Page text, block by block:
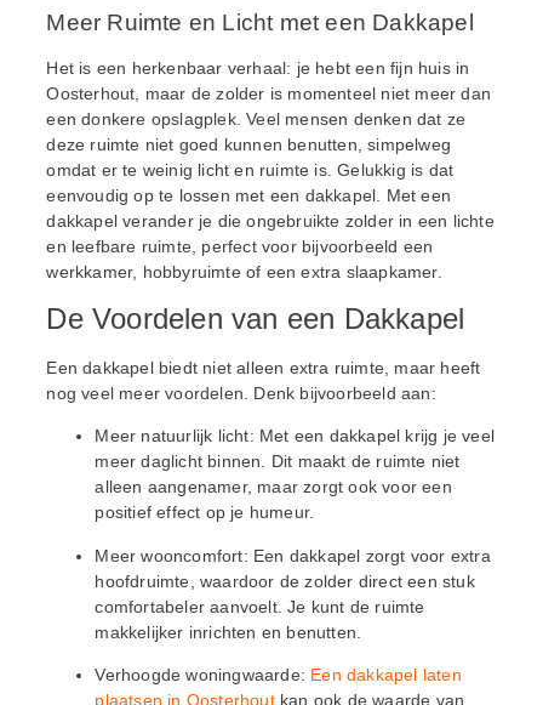
Meer Ruimte en Licht met een Dakkapel
Het is een herkenbaar verhaal: je hebt een fijn huis in
Oosterhout, maar de zolder is momenteel niet meer dan
een donkere opslagplek. Veel mensen denken dat ze
deze ruimte niet goed kunnen benutten, simpelweg
omdat er te weinig licht en ruimte is. Gelukkig is dat
eenvoudig op te lossen met een dakkapel. Met een
dakkapel verander je die ongebruikte zolder in een lichte
en leefbare ruimte, perfect voor bijvoorbeeld een
werkkamer, hobbyruimte of een extra slaapkamer.
De Voordelen van een Dakkapel
Een dakkapel biedt niet alleen extra ruimte, maar heeft
nog veel meer voordelen. Denk bijvoorbeeld aan:
Meer natuurlijk licht: Met een dakkapel krijg je veel
meer daglicht binnen. Dit maakt de ruimte niet
alleen aangenamer, maar zorgt ook voor een
positief effect op je humeur.
Meer wooncomfort: Een dakkapel zorgt voor extra
hoofdruimte, waardoor de zolder direct een stuk
comfortabeler aanvoelt. Je kunt de ruimte
makkelijker inrichten en benutten.
Verhoogde woningwaarde: Een dakkapel laten
plaatsen in Oosterhoutkan ook de waarde van